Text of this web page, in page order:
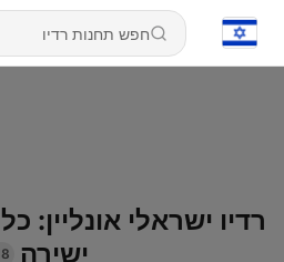
רדיו ישראלי אונליין:
ישירה